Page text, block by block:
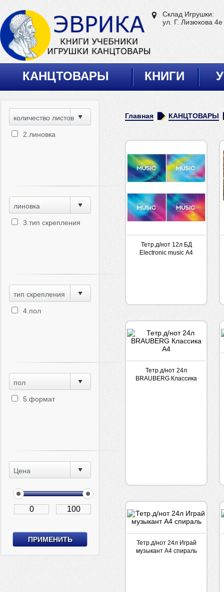
Склад Игрушки:
ул. Г. Лизюкова 4е
КАНЦТОВАРЫ КНИГИ
количество листов
2.линовка
линовка
3.тип скрепления
тип скрепления
4.пол
пол
5.формат
Цена
Главная КАНЦТОВАРЫ
Тетр.д/нот 12л БД
Electronic music А4
Тетр.д/нот 24л
BRAUBERG Классика
Тетр.д/нот 24л Играй
музыкант А4 спираль